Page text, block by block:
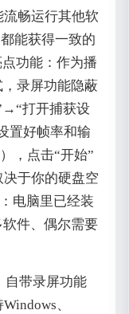
畅运行其他软
能获得一致的
功能：作为播
录屏功能隐蔽
打开捕获设
置好帧率和输
，点击“开始”
于你的硬盘空
电脑里已经装
件、偶尔需要
自带录屏功能
、